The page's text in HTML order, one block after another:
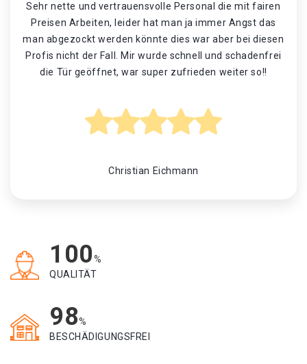
Sehr nette und vertrauensvolle Personal die mit fairen
Preisen Arbeiten, leider hat man ja immer Angst das
man abgezockt werden könnte dies war aber bei diesen
Profis nicht der Fall. Mir wurde schnell und schadenfrei
die Tür geöffnet, war super zufrieden weiter so!!
Christian Eichmann
100%
QUALITÄT
98%
BESCHÄDIGUNGSFREI